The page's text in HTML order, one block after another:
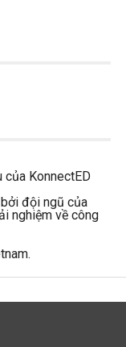
KonnectED
đội ngũ của
nghiệm về công